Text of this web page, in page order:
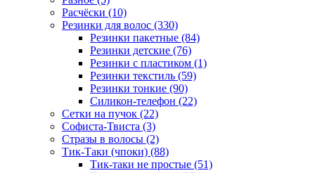
Расчёски (10)
Резинки для волос (330)
Резинки пакетные (84)
Резинки детские (76)
Резинки с пластиком (1)
Резинки текстиль (59)
Резинки тонкие (90)
Силикон-телефон (22)
Сетки на пучок (22)
Софиста-Твиста (3)
Стразы в волосы (2)
Тик-Таки (чпоки) (88)
Тик-таки не простые (51)